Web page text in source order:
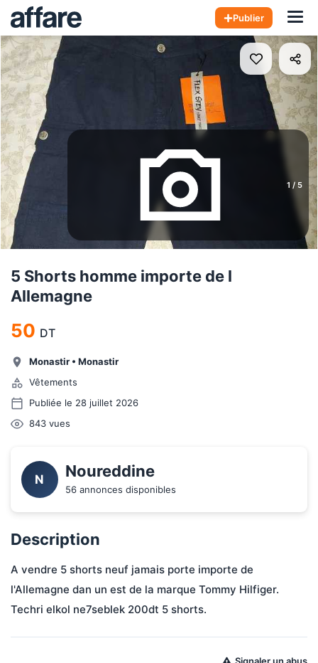
Publier
1 / 5
5 Shorts homme importe de l
Allemagne
50 DT
Monastir • Monastir
Vêtements
Publiée le 28 juillet 2026
843 vues
N Noureddine
56 annonces disponibles
Description
A vendre 5 shorts neuf jamais porte importe de
l'Allemagne dan un est de la marque Tommy Hilfiger.
Techri elkol ne7seblek 200dt 5 shorts.